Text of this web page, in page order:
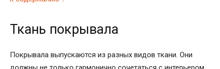
Ткань покрывала
Покрывала выпускаются из разных видов ткани. Они